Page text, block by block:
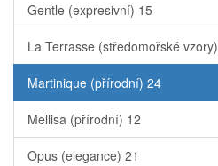
Gentle (expresivní) 15
La Terrasse (středomořské vzory)
Martinique (přírodní) 24
Mellisa (přírodní) 12
Opus (elegance) 21